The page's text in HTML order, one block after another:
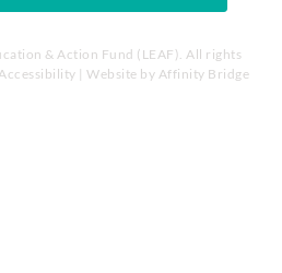
& Action Fund (LEAF). All rights
| Website by Affinity Bridge